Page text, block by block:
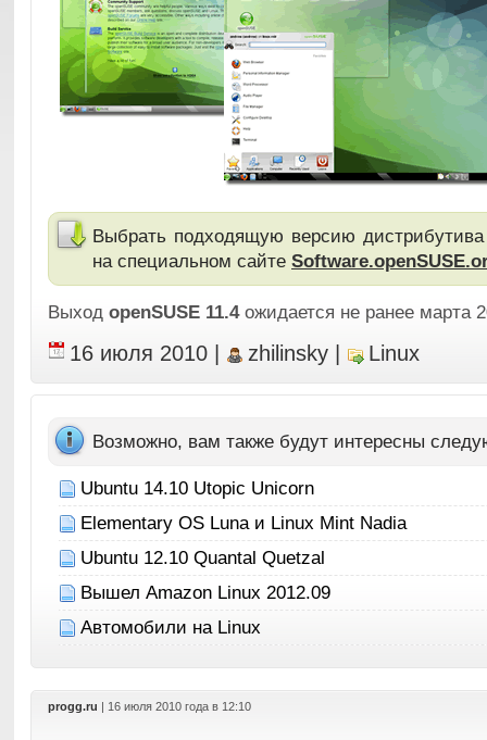
Выбрать подходящую версию
на специальном сайте
Выход openSUSE 11.4ожидается не ранее марта
16 июля 2010 zhilinsky Linux
Возможно, вам также будут интересны
Ubuntu 14.10 Utopic Unicorn
Elementary OS Luna и Linux Mint Nadia
Ubuntu 12.10 Quantal Quetzal
Вышел Amazon Linux 2012.09
Автомобили на Linux
progg.ru | 16 июля 2010 года в 12:10